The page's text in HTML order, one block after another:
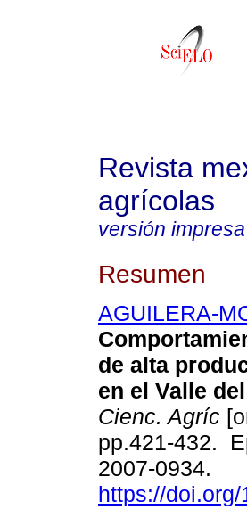
Revista
agrícolas
versión impresa
Resumen
AGUILERA-
de alta
en el Valle
Cienc. Agríc
pp.421-432.
2007-0934.
https://